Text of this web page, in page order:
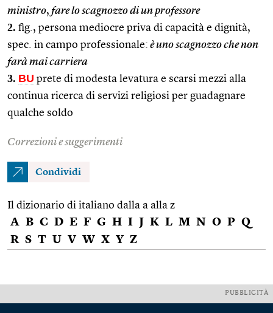
ministro, fare lo scagnozzo di un professore
2. fig., persona mediocre priva di capacità e dignità,
spec. in campo professionale: è uno scagnozzo che non
farà mai carriera
3. BU prete di modesta levatura e scarsi mezzi alla
continua ricerca di servizi religiosi per guadagnare
qualche soldo
Correzioni e suggerimenti
Condividi
Il dizionario di italiano dalla a alla z
A B C D E F G H I J K L M N O P Q
R S T U V W X Y Z
PUBBLICITÀ